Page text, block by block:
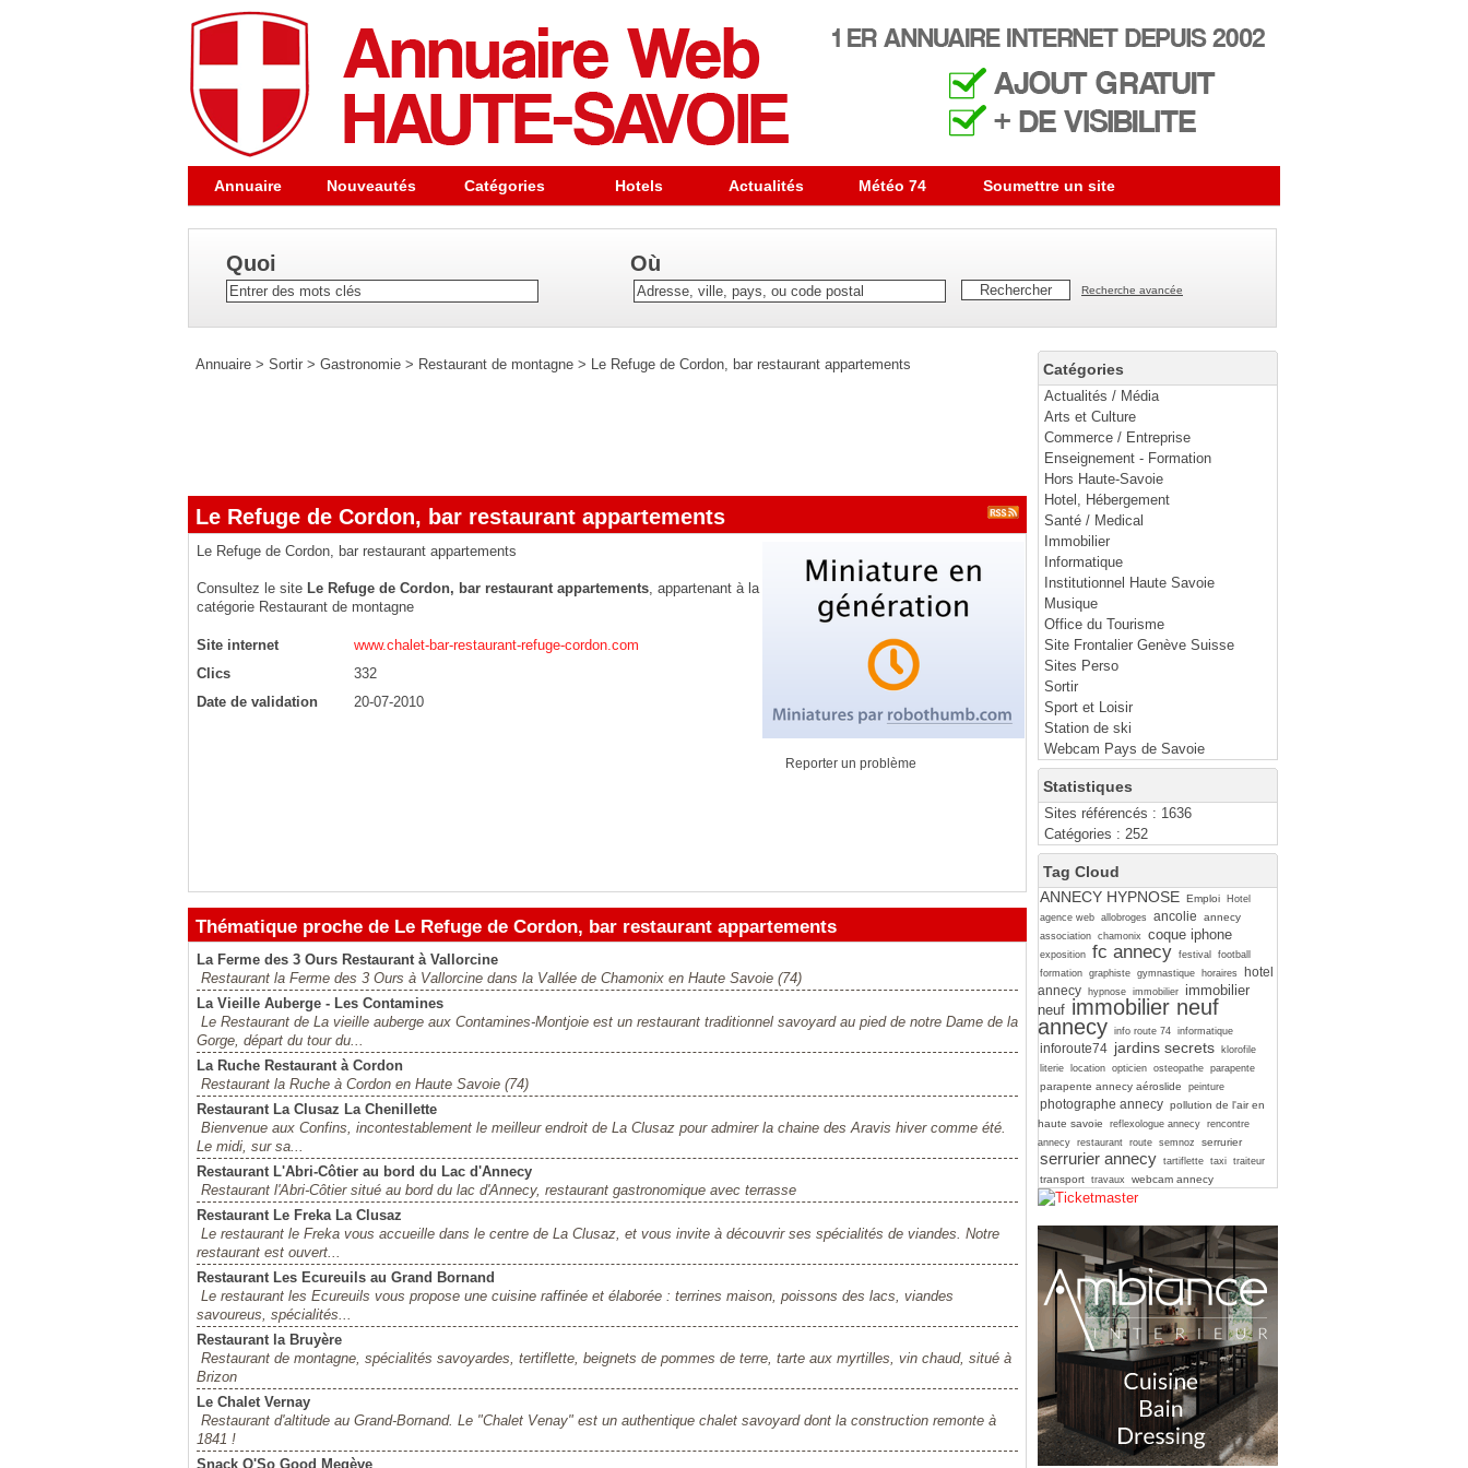
Annuaire Nouveautés Catégories Hotels Actualités Météo 74 Soumettre un site
Quoi Où
Recherche avancée
Catégories
Actualités / Média
Arts et Culture
Commerce / Entreprise
Enseignement - Formation
Hors Haute-Savoie
Hotel, Hébergement
Santé / Medical
Immobilier
Informatique
Institutionnel Haute Savoie
Musique
Office du Tourisme
Site Frontalier Genève Suisse
Sites Perso
Sortir
Sport et Loisir
Station de ski
Webcam Pays de Savoie
Statistiques
Sites référencés : 1636
Catégories : 252
Tag Cloud
ANNECY HYPNOSE Emploi
Hotel
agence web allobroges ancolie annecy
association chamonix coque iphone
exposition fc annecy festival
football
formation graphiste gymnastique horaires
hotel
annecy
hypnose immobilier immobilier
neuf immobilier neuf
annecy info route 74 informatique
inforoute74 jardins secrets
klorofile
literie
location opticien osteopathe parapente
parapente annecy aéroslide peinture
photographe annecy pollution de l'air en
haute savoie
reflexologue annecy rencontre
annecy restaurant route semnoz serrurier
serrurier annecy tartiflette taxi traiteur
transport travaux webcam annecy
Annuaire > Sortir > Gastronomie > Restaurant de montagne > Le Refuge de Cordon, bar restaurant appartements
Le Refuge de Cordon, bar restaurant appartements
Le Refuge de Cordon, bar restaurant appartements
Consultez le site Le Refuge de Cordon, bar restaurant appartements, appartenant à la
catégorie Restaurant de montagne
Site internet
www.chalet-bar-restaurant-refuge-cordon.com
Clics
332
Date de validation
20-07-2010
Reporter un problème
Thématique proche de Le Refuge de Cordon, bar restaurant appartements
La Ferme des 3 Ours Restaurant à Vallorcine
Restaurant la Ferme des 3 Ours à Vallorcine dans la Vallée de Chamonix en Haute Savoie (74)
La Vieille Auberge - Les Contamines
Le Restaurant de La vieille auberge aux Contamines-Montjoie est un restaurant traditionnel savoyard au pied de notre Dame de la
Gorge, départ du tour du...
La Ruche Restaurant à Cordon
Restaurant la Ruche à Cordon en Haute Savoie (74)
Restaurant La Clusaz La Chenillette
Bienvenue aux Confins, incontestablement le meilleur endroit de La Clusaz pour admirer la chaine des Aravis hiver comme été.
Le midi, sur sa...
Restaurant L'Abri-Côtier au bord du Lac d'Annecy
Restaurant l'Abri-Côtier situé au bord du lac d'Annecy, restaurant gastronomique avec terrasse
Restaurant Le Freka La Clusaz
Le restaurant le Freka vous accueille dans le centre de La Clusaz, et vous invite à découvrir ses spécialités de viandes. Notre
restaurant est ouvert...
Restaurant Les Ecureuils au Grand Bornand
Le restaurant les Ecureuils vous propose une cuisine raffinée et élaborée : terrines maison, poissons des lacs, viandes
savoureus, spécialités...
Restaurant la Bruyère
Restaurant de montagne, spécialités savoyardes, tertiflette, beignets de pommes de terre, tarte aux myrtilles, vin chaud, situé à
Brizon
Le Chalet Vernay
Restaurant d'altitude au Grand-Bornand. Le "Chalet Venay" est un authentique chalet savoyard dont la construction remonte à
1841 !
Snack O'So Good Megève